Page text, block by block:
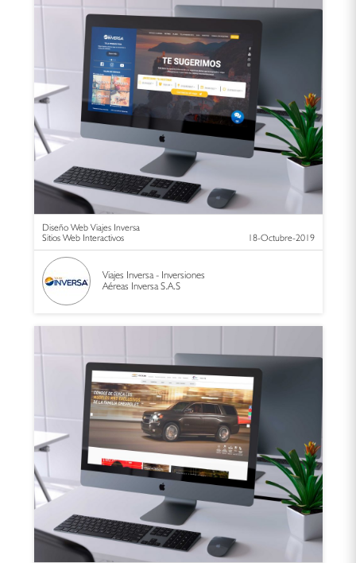
Diseño Web Viajes Inversa
Sitios Web Interactivos
18-Octubre-2019
Viajes Inversa - Inversiones
Aéreas Inversa S.A.S